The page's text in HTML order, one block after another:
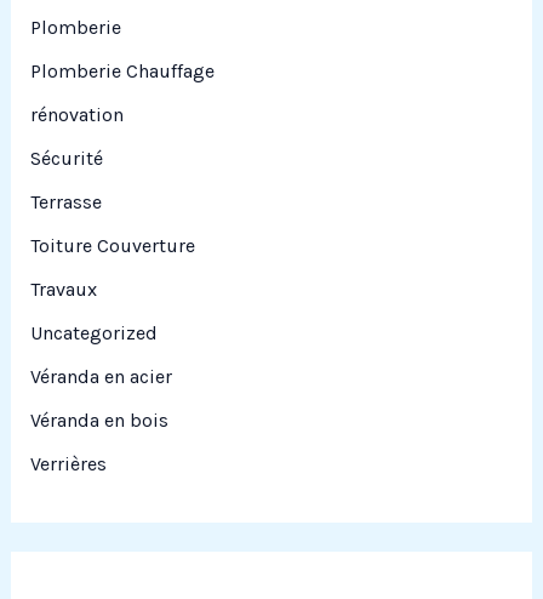
Plomberie
Plomberie Chauffage
rénovation
Sécurité
Terrasse
Toiture Couverture
Travaux
Uncategorized
Véranda en acier
Véranda en bois
Verrières